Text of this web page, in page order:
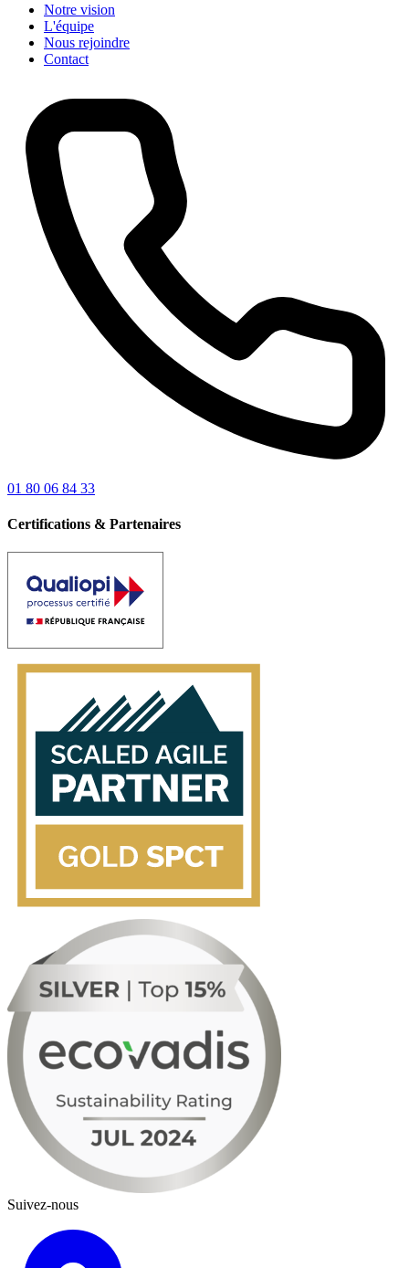
Notre vision
L'équipe
Nous rejoindre
Contact
01 80 06 84 33
Certifications & Partenaires
Suivez-nous